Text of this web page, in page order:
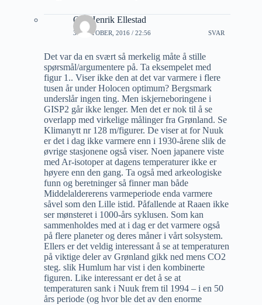
Ole Henrik Ellestad
31 OKTOBER, 2016 / 22:56 SVAR
Det var da en svært så merkelig måte å stille
spørsmål/argumentere på. Ta eksempelet med
figur 1.. Viser ikke den at det var varmere i flere
tusen år under Holocen optimum? Bergsmark
underslår ingen ting. Men iskjerneboringene i
GISP2 går ikke lenger. Men det er nok til å se
overlapp med virkelige målinger fra Grønland. Se
Klimanytt nr 128 m/figurer. De viser at for Nuuk
er det i dag ikke varmere enn i 1930-årene slik de
øvrige stasjonene også viser. Noen japanere viste
med Ar-isotoper at dagens temperaturer ikke er
høyere enn den gang. Ta også med arkeologiske
funn og beretninger så finner man både
Middelaldererens varmeperiode enda varmere
såvel som den Lille istid. Påfallende at Raaen ikke
ser mønsteret i 1000-års syklusen. Som kan
sammenholdes med at i dag er det varmere også
på flere planeter og deres måner i vårt solsystem.
Ellers er det veldig interessant å se at temperaturen
på viktige deler av Grønland gikk ned mens CO2
steg. slik Humlum har vist i den kombinerte
figuren. Like interessant er det å se at
temperaturen sank i Nuuk frem til 1994 – i en 50
års periode (og hvor ble det av den enorme